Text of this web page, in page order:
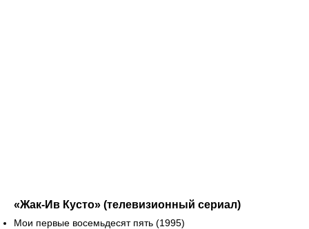
«Жак-Ив Кусто» (телевизионный сериал)
Мои первые восемьдесят пять (1995)